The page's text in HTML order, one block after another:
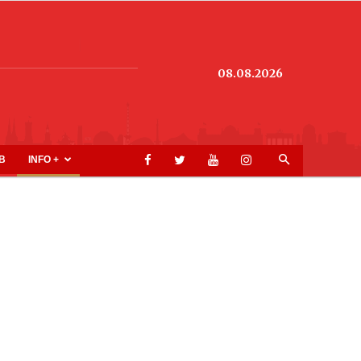
08.08.2026
INFO +